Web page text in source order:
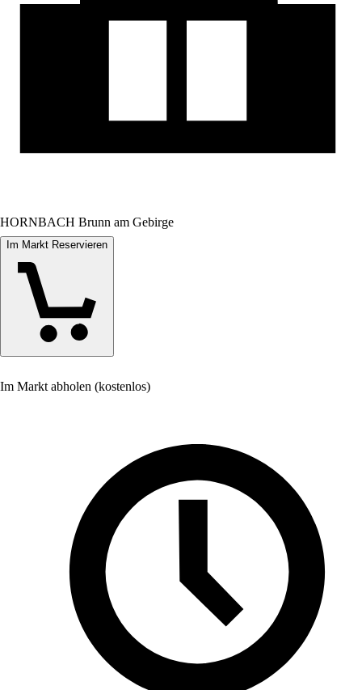
HORNBACH Brunn am Gebirge
Im Markt Reservieren
Im Markt abholen (kostenlos)